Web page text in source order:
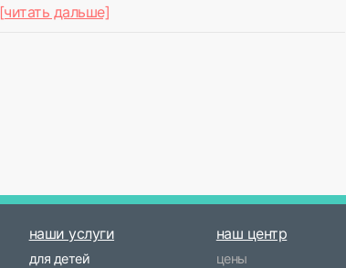
[читать дальше]
наши услуги
для детей
наш центр
цены